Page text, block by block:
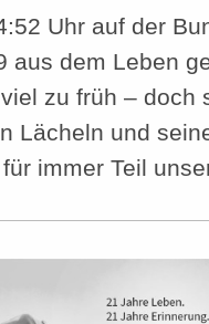
Uhr auf der
aus dem Leben
zu früh – doch
Lächeln und
immer Teil